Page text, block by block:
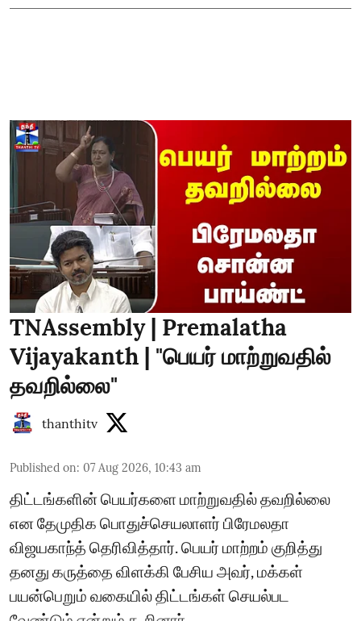
TNAssembly | Premalatha
Vijayakanth | "பெயர் மாற்றுவதில்
தவறில்லை"
thanthitv
Published on: 07 Aug 2026, 10:43 am
திட்டங்களின் பெயர்களை மாற்றுவதில் தவறில்லை
என தேமுதிக பொதுச்செயலாளர் பிரேமலதா
விஜயகாந்த் தெரிவித்தார். பெயர் மாற்றம் குறித்து
தனது கருத்தை விளக்கி பேசிய அவர், மக்கள்
பயன்பெறும் வகையில் திட்டங்கள் செயல்பட